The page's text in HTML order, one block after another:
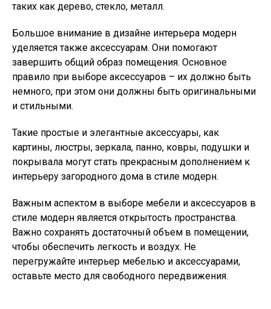
таких как дерево, стекло, металл.
Большое внимание в дизайне интерьера модерн
уделяется также аксессуарам. Они помогают
завершить общий образ помещения. Основное
правило при выборе аксессуаров – их должно быть
немного, при этом они должны быть оригинальными
и стильными.
Такие простые и элегантные аксессуары, как
картины, люстры, зеркала, панно, ковры, подушки и
покрывала могут стать прекрасным дополнением к
интерьеру загородного дома в стиле модерн.
Важным аспектом в выборе мебели и аксессуаров в
стиле модерн является открытость пространства.
Важно сохранять достаточный объем в помещении,
чтобы обеспечить легкость и воздух. Не
перегружайте интерьер мебелью и аксессуарами,
оставьте место для свободного передвижения.